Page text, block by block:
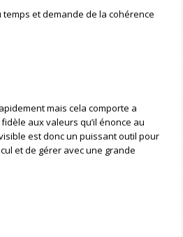
et demande de la cohérence
mais cela comporte a
aux valeurs qu’il énonce au
est donc un puissant outil pour
et de gérer avec une grande